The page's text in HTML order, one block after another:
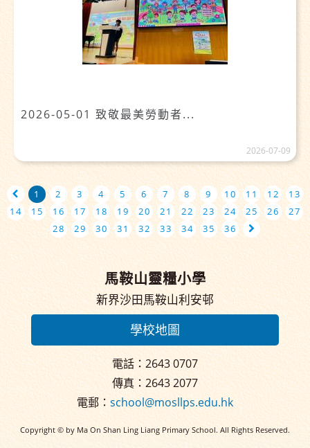
2026-05-01 致敬最美勞動者...
2026-07-09
1 2 3 4 5 6 7 8 9 10 11 12
13
14
15 16 17 18 19 20 21 22 23 24 25 26
27
28
29 30 31 32 33 34 35 36
馬鞍山靈糧小學
新界沙田馬鞍山利安邨
學校地圖
電話：2643 0707
傳真：2643 2077
電郵：school@mosllps.edu.hk
Copyright © by Ma On Shan Ling Liang Primary School. All Rights Reserved.